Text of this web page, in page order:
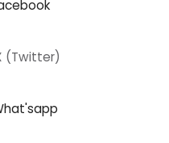
(Twitter)